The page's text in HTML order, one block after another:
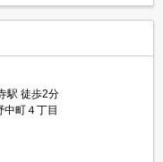
駅 徒歩2分
町４丁目